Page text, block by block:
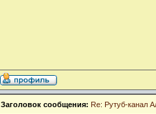
Заголовок сообщения: Re: Рутуб-канал